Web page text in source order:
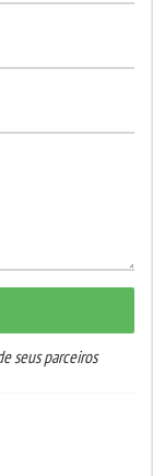
seus parceiros